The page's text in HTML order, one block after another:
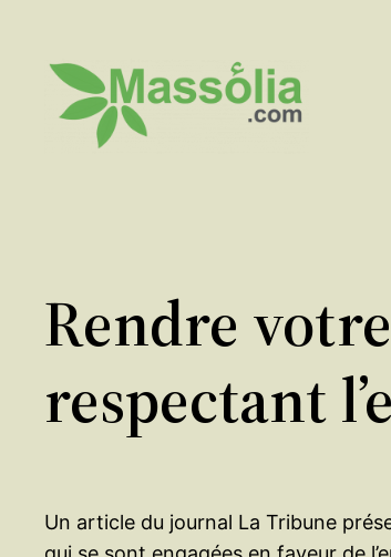
contenu
Rendre
respectant
Un article du journal La Tribune